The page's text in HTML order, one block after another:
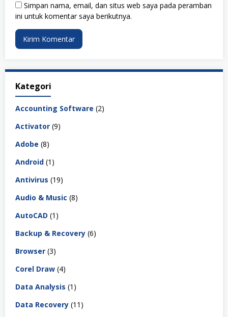
Simpan nama, email, dan situs web saya pada peramban
ini untuk komentar saya berikutnya.
Kategori
Accounting Software (2)
Activator (9)
Adobe (8)
Android (1)
Antivirus (19)
Audio & Music (8)
AutoCAD (1)
Backup & Recovery (6)
Browser (3)
Corel Draw (4)
Data Analysis (1)
Data Recovery (11)